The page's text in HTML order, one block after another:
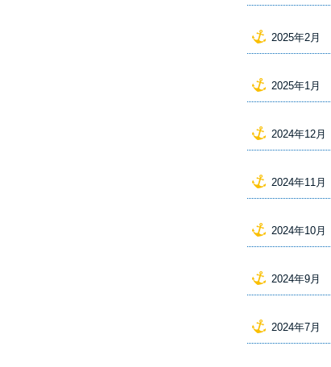
2025年2月
2025年1月
2024年12月
2024年11月
2024年10月
2024年9月
2024年7月